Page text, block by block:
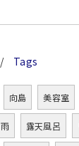
Tags
向島 美容室
雨 露天風呂